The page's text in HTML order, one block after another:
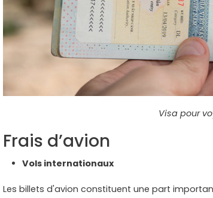
Visa pour
Frais d’avion
Vols internationaux
Les billets d'avion constituent une part